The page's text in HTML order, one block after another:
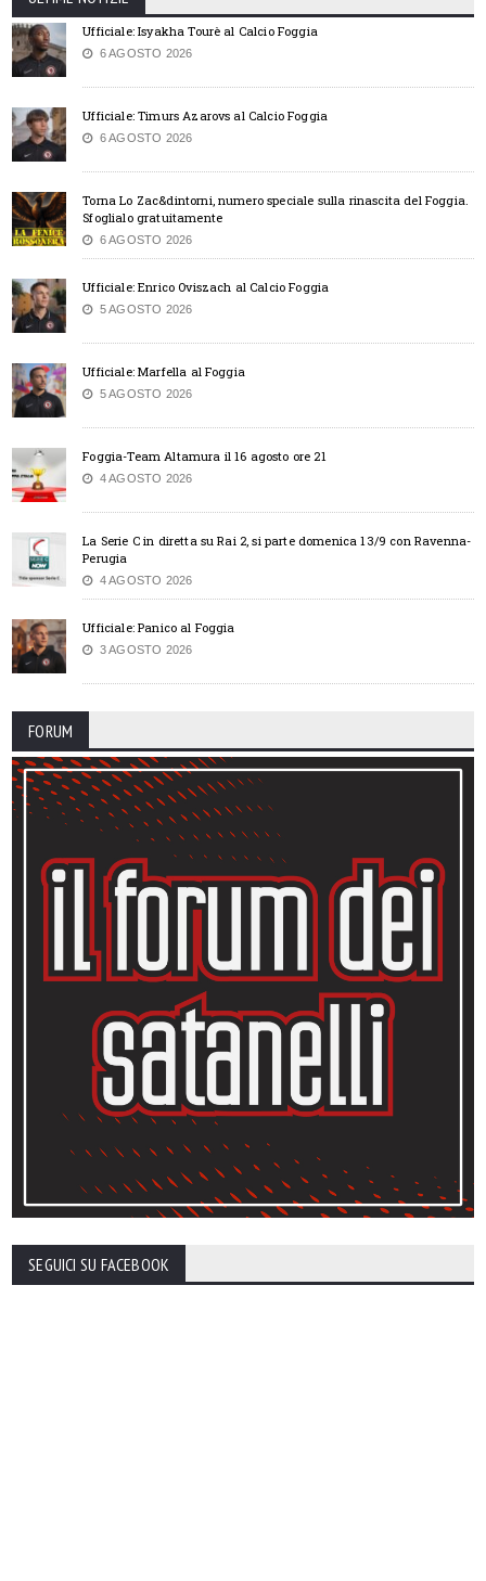
Ufficiale: Isyakha Tourè al Calcio Foggia
6 AGOSTO 2026
Ufficiale: Timurs Azarovs al Calcio Foggia
6 AGOSTO 2026
Torna Lo Zac&dintorni, numero speciale sulla rinascita del Foggia.
Sfoglialo gratuitamente
6 AGOSTO 2026
Ufficiale: Enrico Oviszach al Calcio Foggia
5 AGOSTO 2026
Ufficiale: Marfella al Foggia
5 AGOSTO 2026
Foggia-Team Altamura il 16 agosto ore 21
4 AGOSTO 2026
La Serie C in diretta su Rai 2, si parte domenica 13/9 con Ravenna-
Perugia
4 AGOSTO 2026
Ufficiale: Panico al Foggia
3 AGOSTO 2026
FORUM
SEGUICI SU FACEBOOK